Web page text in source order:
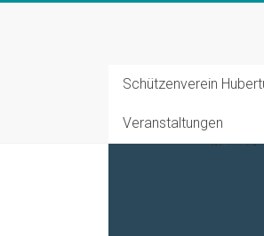
Hubertus
Schützenverein
Veranstaltungen